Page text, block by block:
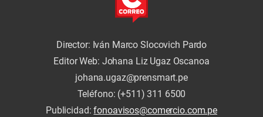
Director: Iván Marco Slocovich Pardo
Editor Web: Johana Liz Ugaz Oscanoa
johana.ugaz@prensmart.pe
Teléfono: (+511) 311 6500
Publicidad:fonoavisos@comercio.com.pe